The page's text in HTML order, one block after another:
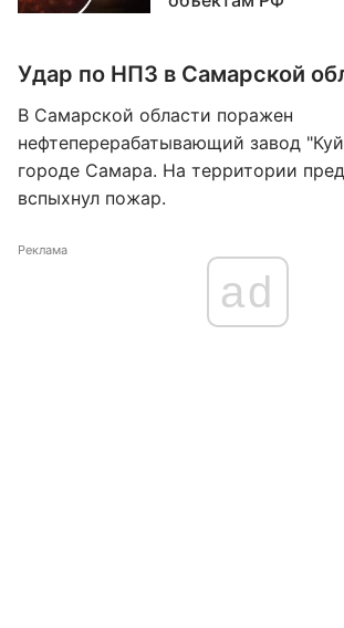
Удар по НПЗ в Самарской
В Самарской области поражен
нефтеперерабатывающий завод
городе Самара. На территории
вспыхнул пожар.
Реклама
ad